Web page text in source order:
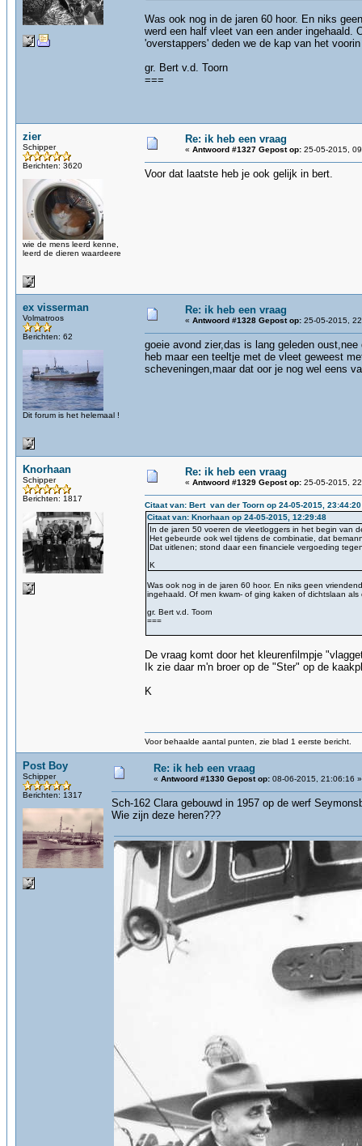
Was ook nog in de jaren 60 hoor. En niks
werd een half vleet van een ander ingehaald.
'overstappers' deden we de kap van het
gr. Bert v.d. Toorn
===
zier
Schipper
Berichten: 3620
wie de mens leerd kenne,
leerd de dieren waardeere
Re: ik heb een vraag
« Antwoord #1327 Gepost op: 25-05-2015,
Voor dat laatste heb je ook gelijk in bert.
ex visserman
Volmatroos
Berichten: 62
Dit forum is het helemaal !
Re: ik heb een vraag
« Antwoord #1328 Gepost op: 25-05-2015,
goeie avond zier,das is lang geleden
heb maar een teeltje met de vleet geweest
scheveningen,maar dat oor je nog wel eens
Knorhaan
Schipper
Berichten: 1817
Re: ik heb een vraag
« Antwoord #1329 Gepost op: 25-05-2015,
Citaat van: Bert van der Toorn op 24-05-2015, 23:44:20
Citaat van: Knorhaan op 24-05-2015, 12:29:48
In de jaren 50 voeren de vleetloggers in het begin van
Het gebeurde ook wel tijdens de combinatie, dat
Dat uitlenen; stond daar een financiele vergoeding
K
Was ook nog in de jaren 60 hoor. En niks geen
ingehaald. Of men kwam- of ging kaken of dichtslaan
gr. Bert v.d. Toorn
===
De vraag komt door het kleurenfilmpje
Ik zie daar m'n broer op de "Ster" op de
K
Voor behaalde aantal punten, zie blad 1 eerste bericht.
Post Boy
Schipper
Berichten: 1317
Re: ik heb een vraag
« Antwoord #1330 Gepost op: 08-06-2015, 21:06:16 »
Sch-162 Clara gebouwd in 1957 op de werf
Wie zijn deze heren???